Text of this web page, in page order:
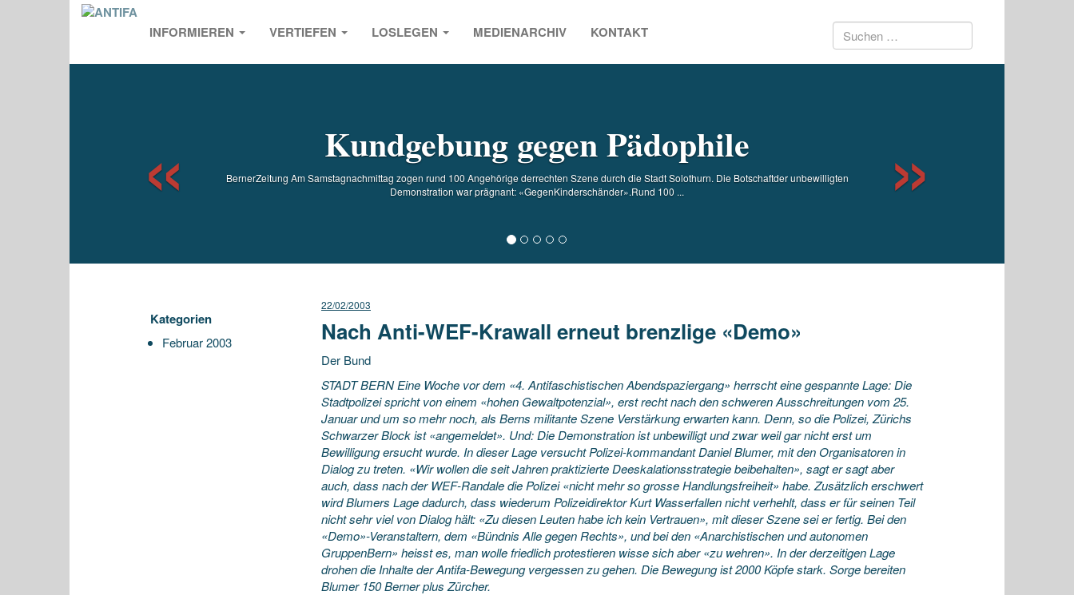
INFORMIEREN VERTIEFEN LOSLEGEN MEDIENARCHIV KONTAKT Suchen
Kundgebung gegen Pädophile
BernerZeitung Am Samstagnachmittag zogen rund 100 Angehörige derrechten Szene durch die Stadt Solothurn. Die Botschaftder unbewilligten
Demonstration war prägnant: «GegenKinderschänder».Rund 100 ...
Kategorien
Februar 2003
22/02/2003
Nach Anti-WEF-Krawall erneut brenzlige «Demo»
Der Bund
STADT BERN Eine Woche vor dem «4. Antifaschistischen Abendspaziergang» herrscht eine gespannte Lage: Die
Stadtpolizei spricht von einem «hohen Gewaltpotenzial», erst recht nach den schweren Ausschreitungen vom 25.
Januar und um so mehr noch, als Berns militante Szene Verstärkung erwarten kann. Denn, so die Polizei, Zürichs
Schwarzer Block ist «angemeldet». Und: Die Demonstration ist unbewilligt und zwar weil gar nicht erst um
Bewilligung ersucht wurde. In dieser Lage versucht Polizei-kommandant Daniel Blumer, mit den Organisatoren in
Dialog zu treten. «Wir wollen die seit Jahren praktizierte Deeskalationsstrategie beibehalten», sagt er sagt aber
auch, dass nach der WEF-Randale die Polizei «nicht mehr so grosse Handlungsfreiheit» habe. Zusätzlich erschwert
wird Blumers Lage dadurch, dass wiederum Polizeidirektor Kurt Wasserfallen nicht verhehlt, dass er für seinen Teil
nicht sehr viel von Dialog hält: «Zu diesen Leuten habe ich kein Vertrauen», mit dieser Szene sei er fertig. Bei den
«Demo»-Veranstaltern, dem «Bündnis Alle gegen Rechts», und bei den «Anarchistischen und autonomen
GruppenBern» heisst es, man wolle friedlich protestieren wisse sich aber «zu wehren». In der derzeitigen Lage
drohen die Inhalte der Antifa-Bewegung vergessen zu gehen. Die Bewegung ist 2000 Köpfe stark. Sorge bereiten
Blumer 150 Berner plus Zürcher.